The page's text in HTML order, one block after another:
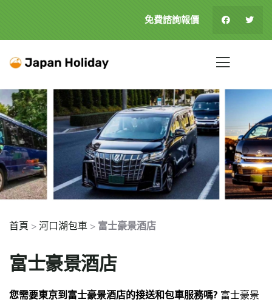
免費諮詢報價
首頁 > 河口湖包車 > 富士豪景酒店
富士豪景酒店
您需要東京到富士豪景酒店的接送和包車服務嗎? 富士豪景